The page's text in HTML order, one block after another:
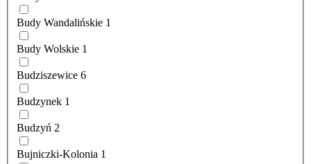
Budy Wandalińskie 1
Budy Wolskie 1
Budziszewice 6
Budzynek 1
Budzyń 2
Bujniczki-Kolonia 1